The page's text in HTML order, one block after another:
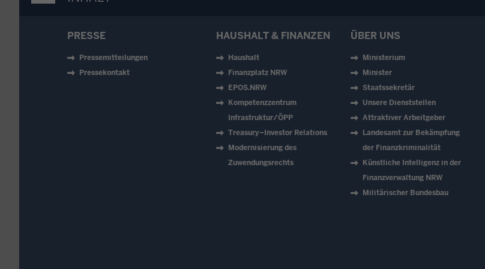
PRESSE
Pressemitteilungen
Pressekontakt
HAUSHALT & FINANZEN
Haushalt
Finanzplatz NRW
EPOS.NRW
Kompetenzzentrum
Infrastruktur/ÖPP
Treasury–Investor Relations
Modernisierung des
Zuwendungsrechts
ÜBER UNS
Ministerium
Minister
Staatssekretär
Unsere Dienststellen
Attraktiver Arbeitgeber
Landesamt zur Bekämpfung
der Finanzkriminalität
Künstliche Intelligenz in der
Finanzverwaltung NRW
Militärischer Bundesbau